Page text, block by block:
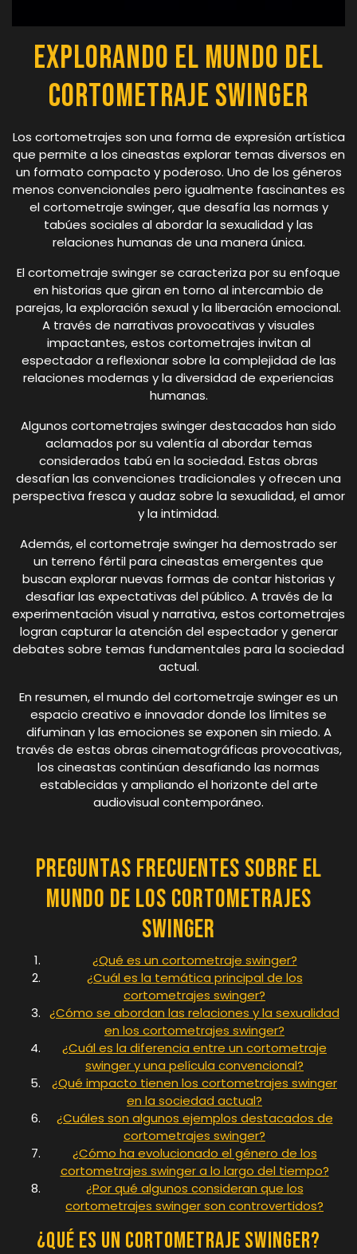
Explorando el Mundo del
Cortometraje Swinger
Los cortometrajes son una forma de expresión artística
que permite a los cineastas explorar temas diversos en
un formato compacto y poderoso. Uno de los géneros
menos convencionales pero igualmente fascinantes es
el cortometraje swinger, que desafía las normas y
tabúes sociales al abordar la sexualidad y las
relaciones humanas de una manera única.
El cortometraje swinger se caracteriza por su enfoque
en historias que giran en torno al intercambio de
parejas, la exploración sexual y la liberación emocional.
A través de narrativas provocativas y visuales
impactantes, estos cortometrajes invitan al
espectador a reflexionar sobre la complejidad de las
relaciones modernas y la diversidad de experiencias
humanas.
Algunos cortometrajes swinger destacados han sido
aclamados por su valentía al abordar temas
considerados tabú en la sociedad. Estas obras
desafían las convenciones tradicionales y ofrecen una
perspectiva fresca y audaz sobre la sexualidad, el amor
y la intimidad.
Además, el cortometraje swinger ha demostrado ser
un terreno fértil para cineastas emergentes que
buscan explorar nuevas formas de contar historias y
desafiar las expectativas del público. A través de la
experimentación visual y narrativa, estos cortometrajes
logran capturar la atención del espectador y generar
debates sobre temas fundamentales para la sociedad
actual.
En resumen, el mundo del cortometraje swinger es un
espacio creativo e innovador donde los límites se
difuminan y las emociones se exponen sin miedo. A
través de estas obras cinematográficas provocativas,
los cineastas continúan desafiando las normas
establecidas y ampliando el horizonte del arte
audiovisual contemporáneo.
Preguntas Frecuentes sobre el
Mundo de los Cortometrajes
Swinger
¿Qué es un cortometraje swinger?
¿Cuál es la temática principal de los
cortometrajes swinger?
¿Cómo se abordan las relaciones y la sexualidad
en los cortometrajes swinger?
¿Cuál es la diferencia entre un cortometraje
swinger y una película convencional?
¿Qué impacto tienen los cortometrajes swinger
en la sociedad actual?
¿Cuáles son algunos ejemplos destacados de
cortometrajes swinger?
¿Cómo ha evolucionado el género de los
cortometrajes swinger a lo largo del tiempo?
¿Por qué algunos consideran que los
cortometrajes swinger son controvertidos?
¿Qué es un cortometraje swinger?